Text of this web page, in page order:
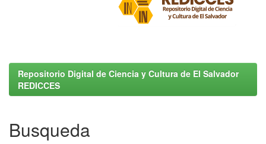
Repositorio Digital de Ciencia y Cultura de El Salvador
REDICCES
Busqueda